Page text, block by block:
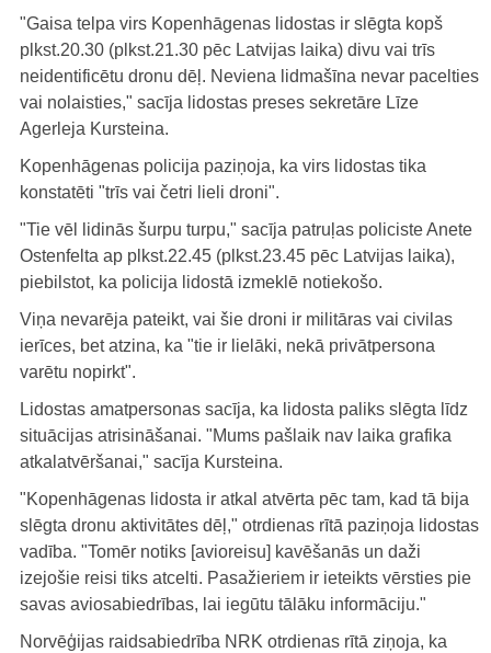
"Gaisa telpa virs Kopenhāgenas lidostas ir slēgta kopš
plkst.20.30 (plkst.21.30 pēc Latvijas laika) divu vai trīs
neidentificētu dronu dēļ. Neviena lidmašīna nevar pacelties
vai nolaisties," sacīja lidostas preses sekretāre Līze
Agerleja Kursteina.
Kopenhāgenas policija paziņoja, ka virs lidostas tika
konstatēti "trīs vai četri lieli droni".
"Tie vēl lidinās šurpu turpu," sacīja patruļas policiste Anete
Ostenfelta ap plkst.22.45 (plkst.23.45 pēc Latvijas laika),
piebilstot, ka policija lidostā izmeklē notiekošo.
Viņa nevarēja pateikt, vai šie droni ir militāras vai civilas
ierīces, bet atzina, ka "tie ir lielāki, nekā privātpersona
varētu nopirkt".
Lidostas amatpersonas sacīja, ka lidosta paliks slēgta līdz
situācijas atrisināšanai. "Mums pašlaik nav laika grafika
atkalatvēršanai," sacīja Kursteina.
"Kopenhāgenas lidosta ir atkal atvērta pēc tam, kad tā bija
slēgta dronu aktivitātes dēļ," otrdienas rītā paziņoja lidostas
vadība. "Tomēr notiks [avioreisu] kavēšanās un daži
izejošie reisi tiks atcelti. Pasažieriem ir ieteikts vērsties pie
savas aviosabiedrības, lai iegūtu tālāku informāciju."
Norvēģijas raidsabiedrība NRK otrdienas rītā ziņoja, ka